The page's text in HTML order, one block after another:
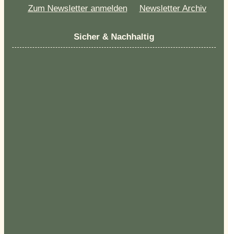
Zum Newsletter anmelden
Newsletter Archiv
Sicher & Nachhaltig